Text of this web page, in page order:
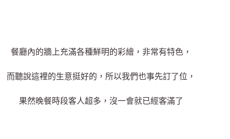
餐廳內的牆上充滿各種鮮明的彩繪，非常有特色，
而聽說這裡的生意挺好的，所以我們也事先訂了位，
果然晚餐時段客人超多，沒一會就已經客滿了